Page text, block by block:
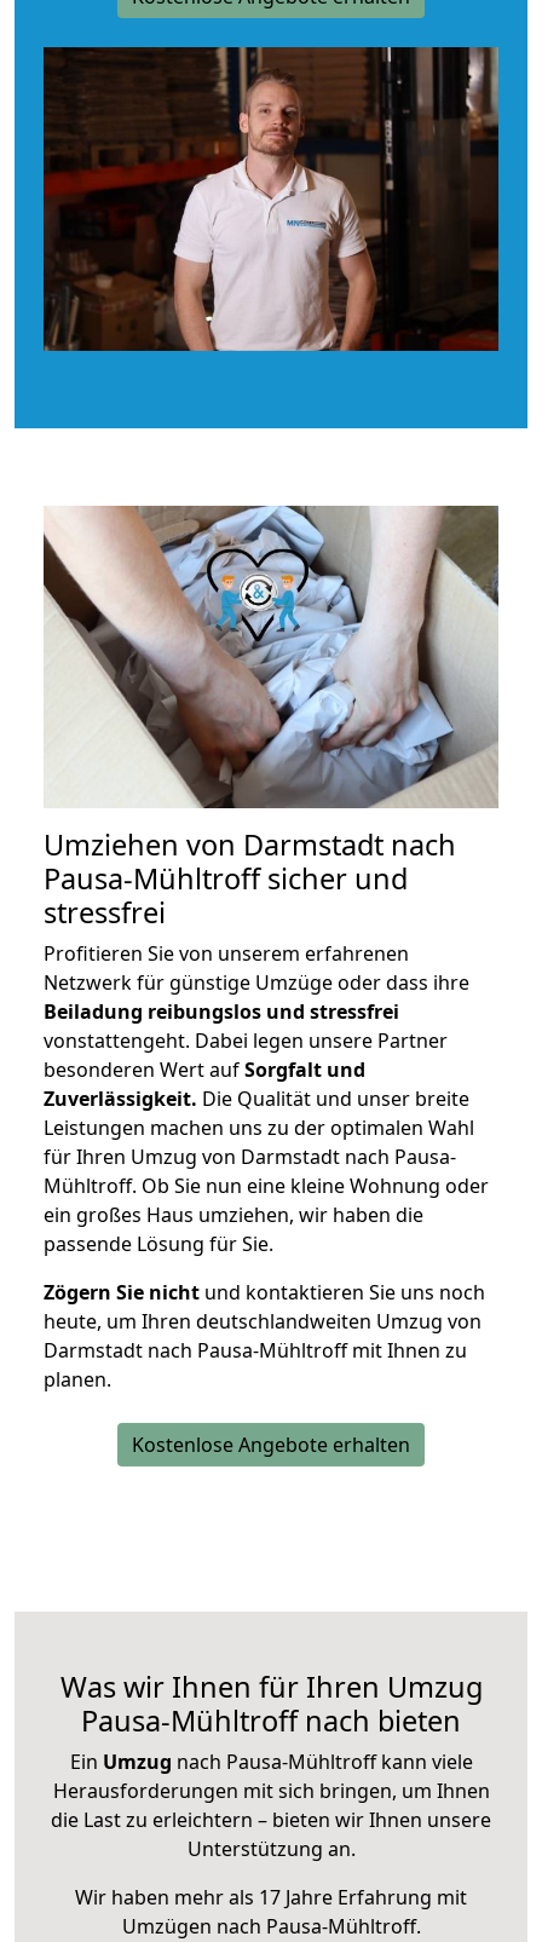
Umziehen von Darmstadt nach
Pausa-Mühltroffsicher und
stressfrei
Profitieren Sie von unserem erfahrenen
Netzwerk für günstige Umzüge oder dass ihre
Beiladung reibungslos und stressfrei
vonstattengeht. Dabei legen unsere Partner
besonderen Wert aufSorgfalt und
Zuverlässigkeit. Die Qualität und unser breite
Leistungen machen uns zu der optimalen Wahl
für Ihren Umzug von Darmstadt nach Pausa-
Mühltroff. Ob Sie nun eine kleine Wohnung oder
ein großes Haus umziehen, wir haben die
passende Lösung für Sie.
Zögern Sie nicht und kontaktieren Sie uns noch
heute, um Ihren deutschlandweiten Umzug von
Darmstadt nach Pausa-Mühltroff mit Ihnen zu
planen.
Kostenlose Angebote erhalten
Was wir Ihnen für Ihren Umzug
Pausa-Mühltroff nach bieten
Ein Umzug nach Pausa-Mühltroff kann viele
Herausforderungen mit sich bringen, um Ihnen
die Last zu erleichtern – bieten wir Ihnen unsere
Unterstützung an.
Wir haben mehr als 17 Jahre Erfahrung mit
Umzügen nach Pausa-Mühltroff.